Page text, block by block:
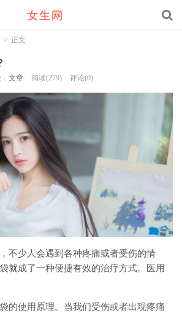
> 正文
文章 阅读(279) 评论(0)
不少人会遇到各种疼痛或者受伤的情
就成了一种便捷有效的治疗方式。医用
的使用原理。当我们受伤或者出现疼痛